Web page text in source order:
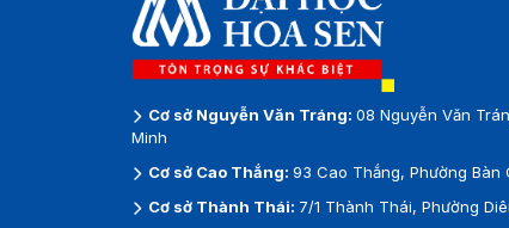
Cơ sở Nguyễn Văn Tráng: 08 Nguyễn Văn
Minh
Cơ sở Cao Thắng: 93 Cao Thắng, Phường Bàn
Cơ sở Thành Thái: 7/1 Thành Thái, Phường